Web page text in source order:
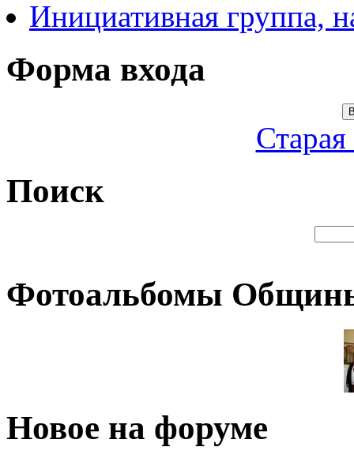
Инициативная группа,
Форма входа
Поиск
Фотоальбомы
Новое на форуме